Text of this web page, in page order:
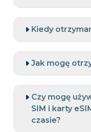
Kiedy
Jak mogę
Czy mogę
SIM i karty
czasie?